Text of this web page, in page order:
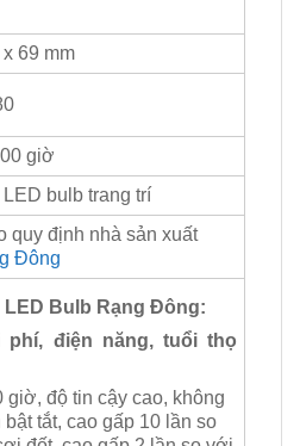
69 mm
giờ
bulb trang trí
quy định nhà sản xuất
Đông
Bulb Rạng Đông:
phí, điện năng, tuổi thọ
giờ, độ tin cậy cao, không
bật tắt, cao gấp 10 lần so